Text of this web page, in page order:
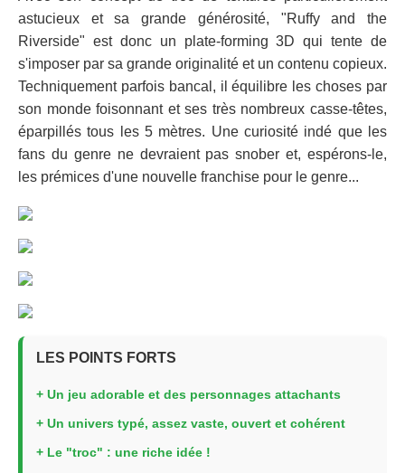
astucieux et sa grande générosité, "Ruffy and the
Riverside" est donc un plate-forming 3D qui tente de
s'imposer par sa grande originalité et un contenu copieux.
Techniquement parfois bancal, il équilibre les choses par
son monde foisonnant et ses très nombreux casse-têtes,
éparpillés tous les 5 mètres. Une curiosité indé que les
fans du genre ne devraient pas snober et, espérons-le,
les prémices d'une nouvelle franchise pour le genre...
LES POINTS FORTS
+ Un jeu adorable et des personnages attachants
+ Un univers typé, assez vaste, ouvert et cohérent
+ Le "troc" : une riche idée !